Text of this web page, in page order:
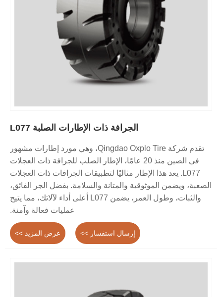
الجرافة ذات الإطارات الصلبة L077
تقدم شركة Qingdao Oxplo Tire، وهي مورد إطارات مشهور
في الصين منذ 20 عامًا، الإطار الصلب للجرافة ذات العجلات
L077. يعد هذا الإطار مثاليًا لتطبيقات الجرافات ذات العجلات
الصعبة، ويضمن الموثوقية والمتانة والسلامة. بفضل الجر الفائق،
والثبات، وطول العمر، يضمن L077 أعلى أداء لآلاتك، مما يتيح
عمليات فعالة وآمنة.
عرض المزيد >> إرسال استفسار >>